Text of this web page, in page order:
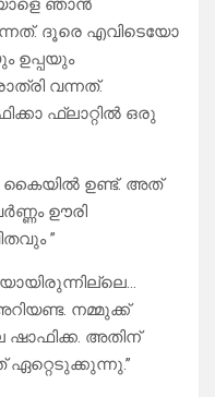
ഞാൻ
ദൂരെ എവിടെയോ
ഉപ്പയും
വന്നത്.
ഫ്ലാറ്റിൽ ഒരു
കൈയിൽ ഉണ്ട്. അത്‌
ഊരി
”
നമ്മുക്ക്
ഷാഫിക്ക. അതിന്‌